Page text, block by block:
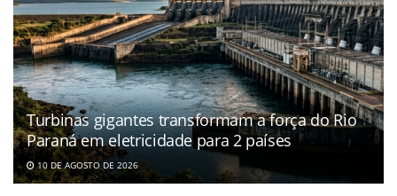
Turbinas gigantes transformam a força do Rio
Paraná em eletricidade para 2 países
10 DE AGOSTO DE 2026